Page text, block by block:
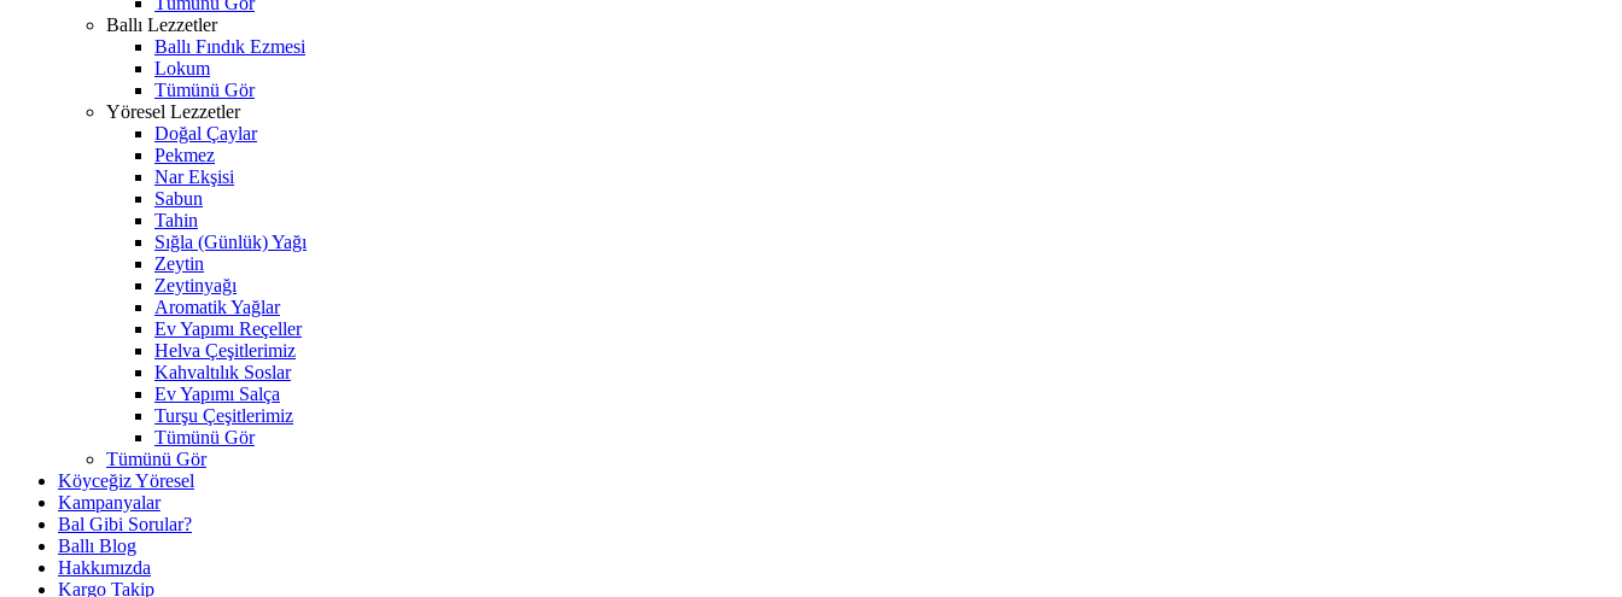
Ballı Lezzetler
Ballı Fındık Ezmesi
Lokum
Tümünü Gör
Yöresel Lezzetler
Doğal Çaylar
Pekmez
Nar Ekşisi
Sabun
Tahin
Sığla (Günlük) Yağı
Zeytin
Zeytinyağı
Aromatik Yağlar
Ev Yapımı Reçeller
Helva Çeşitlerimiz
Kahvaltılık Soslar
Ev Yapımı Salça
Turşu Çeşitlerimiz
Tümünü Gör
Tümünü Gör
Köyceğiz Yöresel
Kampanyalar
Bal Gibi Sorular?
Ballı Blog
Hakkımızda
Kargo Takip